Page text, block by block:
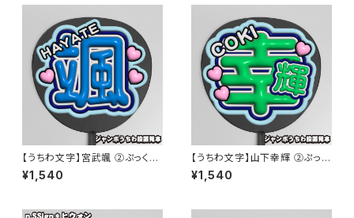
【うちわ文字】宮武颯 ②ぷっくり
【WILD BLUE】
¥1,540
【うちわ文字】山下幸輝 ②ぷっく
り【WILD BLUE】
¥1,540